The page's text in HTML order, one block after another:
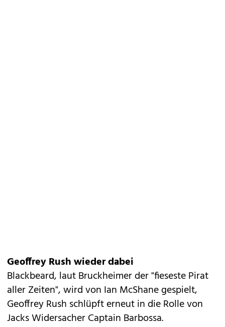
Geoffrey Rush wieder dabei
Blackbeard, laut Bruckheimer der "fieseste Pirat
aller Zeiten", wird von Ian McShane gespielt,
Geoffrey Rush schlüpft erneut in die Rolle von
Jacks Widersacher Captain Barbossa.